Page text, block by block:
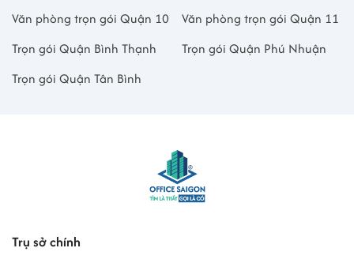
Văn phòng trọn gói Quận 10
Văn phòng trọn gói Quận 11
Trọn gói Quận Bình Thạnh
Trọn gói Quận Phú Nhuận
Trọn gói Quận Tân Bình
Trụ sở chính